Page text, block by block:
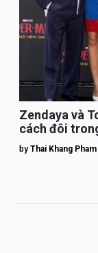
Zendaya và
cách đôi
by Thai Khang Pham